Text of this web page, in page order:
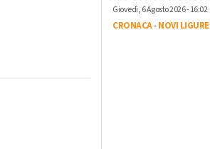
Giovedì, 6 Agosto 2026 - 16:02
CRONACA-NOVI LIGURE